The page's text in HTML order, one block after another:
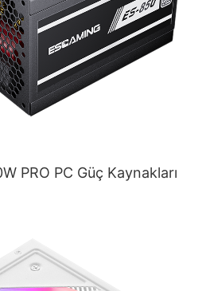
PRO PC Güç Kaynakları